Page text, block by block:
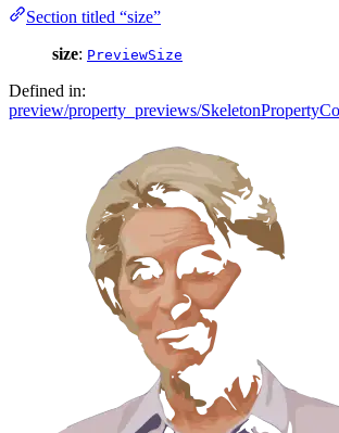
Section titled “size”
size: PreviewSize
Defined in:
preview/property_previews/